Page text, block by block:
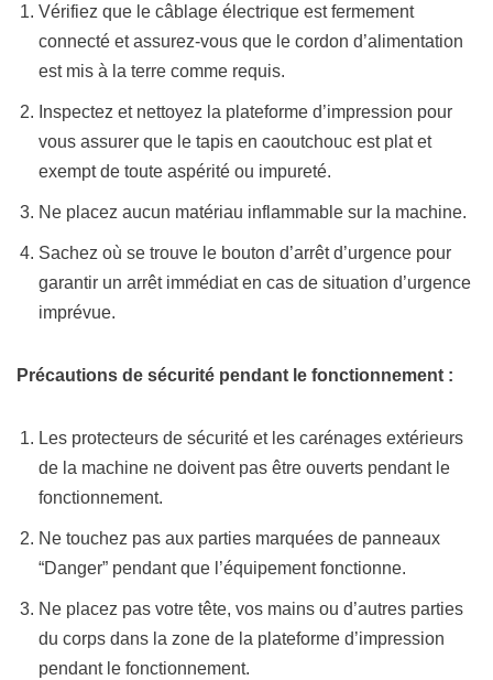
Vérifiez que le câblage électrique est fermement
connecté et assurez-vous que le cordon d’alimentation
est mis à la terre comme requis.
Inspectez et nettoyez la plateforme d’impression pour
vous assurer que le tapis en caoutchouc est plat et
exempt de toute aspérité ou impureté.
Ne placez aucun matériau inflammable sur la machine.
Sachez où se trouve le bouton d’arrêt d’urgence pour
garantir un arrêt immédiat en cas de situation d’urgence
imprévue.
Précautions de sécurité pendant le fonctionnement :
Les protecteurs de sécurité et les carénages extérieurs
de la machine ne doivent pas être ouverts pendant le
fonctionnement.
Ne touchez pas aux parties marquées de panneaux
“Danger” pendant que l’équipement fonctionne.
Ne placez pas votre tête, vos mains ou d’autres parties
du corps dans la zone de la plateforme d’impression
pendant le fonctionnement.